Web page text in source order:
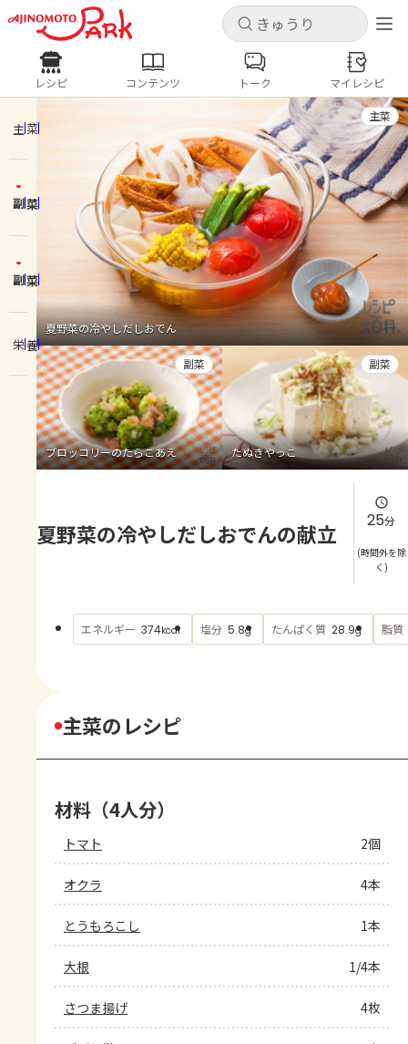
キャンセル
ログインするとレシピを保存できます
新規登録
ホーム
コンテンツ
レシピ
トーク
よくあるお問い合わせ
お買い物
キャンセル
レシピ コンテンツ
人気の食材・レシピ
きゅうり なす トマト
とうもろこし
ピーマン
みょうが ゴーヤ
レシピ コンテンツ トーク マイレシピ
主菜
副菜
副菜
栄養
夏野菜の冷やしだしおでん
主菜
ブロッコリーのたらこあえ
副菜
たぬきやっこ
副菜
夏野菜の冷やしだしおでんの献立 25分
(時間外を除
く)
エネルギー 374kcal 塩分 5.8g たんぱく質 28.9g 脂質
主菜のレシピ
材料（4人分）
トマト 2個
オクラ 4本
とうもろこし 1本
大根 1/4本
さつま揚げ 4枚